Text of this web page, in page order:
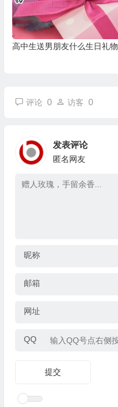
高中生送男朋友什么生日礼物
评论 0 访客 0
发表评论
匿名网友
昵称
邮箱
网址
QQ